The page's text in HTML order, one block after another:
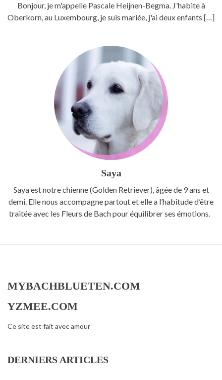
Bonjour, je m'appelle Pascale Heijnen-Begma. J'habite à
Oberkorn, au Luxembourg, je suis mariée, j'ai deux enfants […]
Saya
Saya est notre chienne (Golden Retriever), âgée de 9 ans et
demi. Elle nous accompagne partout et elle a l’habitude d’être
traitée avec les Fleurs de Bach pour équilibrer ses émotions.
MYBACHBLUETEN.COM
YZMEE.COM
Ce site est fait avec amour
DERNIERS ARTICLES